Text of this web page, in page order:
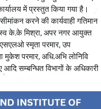
में प्रस्तुत किया गया है।
करने की कार्यवाही गतिमान
के.के मिश्रा, अपर नगर आयुक्त
एसएलओ स्मृता परमार, उप
मुकेश परमार, अधि.अभि लोनिवि
आदि सम्बन्धित विभागों के अधिकारी